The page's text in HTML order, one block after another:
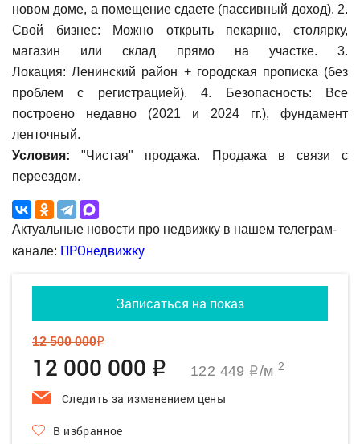
новом доме, а помещение сдаете (пассивный доход). 2.
Свой бизнес: Можно открыть пекарню, столярку,
магазин или склад прямо на участке. 3.
Локация: Ленинский район + городская прописка (без
проблем с регистрацией). 4. Безопасность: Все
построено недавно (2021 и 2024 гг.), фундамент
ленточный.
Условия: "Чистая" продажа. Продажа в связи с
переездом.
Актуальные новости про недвижку в нашем телеграм-
канале: ПРОнедвижку
Записаться на показ
12 500 000q
12 000 000 q 122 449 q/м 2
Следить за изменением цены
В избранное